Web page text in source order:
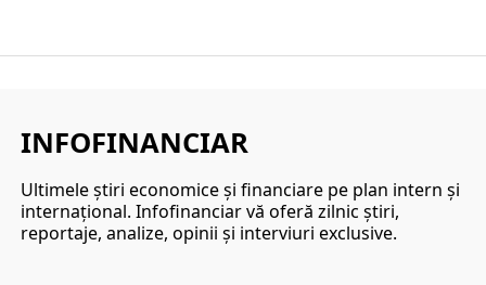
INFOFINANCIAR
Ultimele ştiri economice şi financiare pe plan intern şi
internaţional. Infofinanciar vă oferă zilnic ştiri,
reportaje, analize, opinii şi interviuri exclusive.